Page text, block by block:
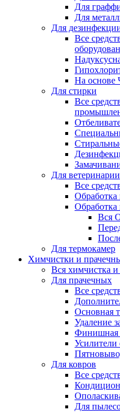
Для
Для
Для
Все
На основе
Для стирки
Все
Для ветеринарии
Все
Обработка
Вся
Для термокамер
Химчистки и
Вся химчистка и
Для прачечных
Все
Основная
Удаление
Финишная
Усилители
Для ковров
Все
Для